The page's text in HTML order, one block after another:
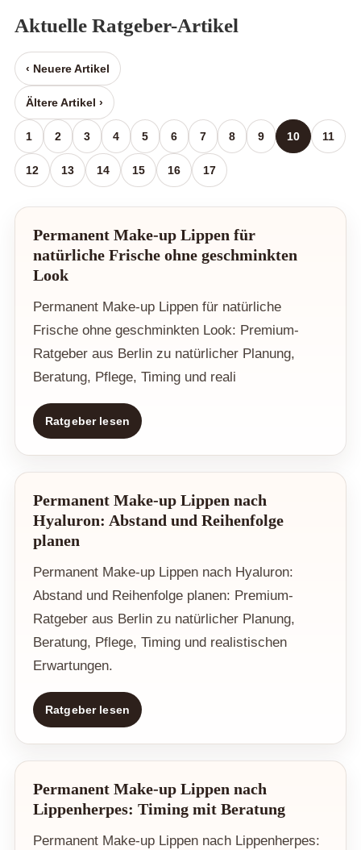
Aktuelle Ratgeber-Artikel
‹ Neuere Artikel
1 2 3 4 5 6 7 8 9 10 11
12 13 14 15 16 17
Ältere Artikel ›
Permanent Make-up Lippen für
natürliche Frische ohne geschminkten
Look
Permanent Make-up Lippen für natürliche
Frische ohne geschminkten Look: Premium-
Ratgeber aus Berlin zu natürlicher Planung,
Beratung, Pflege, Timing und reali
Ratgeber lesen
Permanent Make-up Lippen nach
Hyaluron: Abstand und Reihenfolge
planen
Permanent Make-up Lippen nach Hyaluron:
Abstand und Reihenfolge planen: Premium-
Ratgeber aus Berlin zu natürlicher Planung,
Beratung, Pflege, Timing und realistischen
Erwartungen.
Ratgeber lesen
Permanent Make-up Lippen nach
Lippenherpes: Timing mit Beratung
Permanent Make-up Lippen nach Lippenherpes: